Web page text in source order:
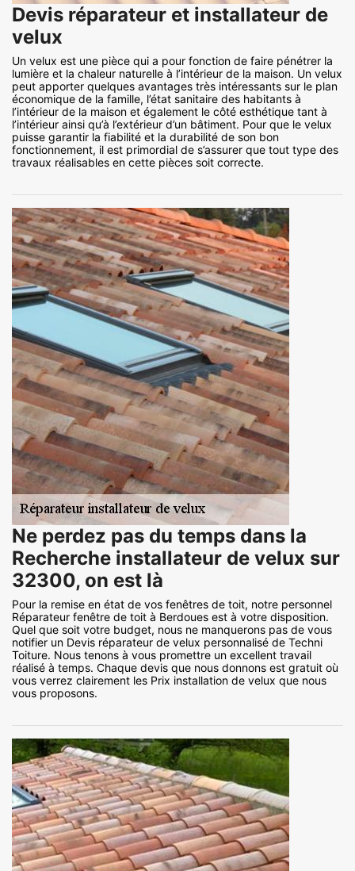
Devis réparateur et installateur de
velux
Un velux est une pièce qui a pour fonction de faire pénétrer la
lumière et la chaleur naturelle à l’intérieur de la maison. Un velux
peut apporter quelques avantages très intéressants sur le plan
économique de la famille, l’état sanitaire des habitants à
l’intérieur de la maison et également le côté esthétique tant à
l’intérieur ainsi qu’à l’extérieur d’un bâtiment. Pour que le velux
puisse garantir la fiabilité et la durabilité de son bon
fonctionnement, il est primordial de s’assurer que tout type des
travaux réalisables en cette pièces soit correcte.
Ne perdez pas du temps dans la
Recherche installateur de velux sur
32300, on est là
Pour la remise en état de vos fenêtres de toit, notre personnel
Réparateur fenêtre de toit à Berdoues est à votre disposition.
Quel que soit votre budget, nous ne manquerons pas de vous
notifier un Devis réparateur de velux personnalisé de Techni
Toiture. Nous tenons à vous promettre un excellent travail
réalisé à temps. Chaque devis que nous donnons est gratuit où
vous verrez clairement les Prix installation de velux que nous
vous proposons.